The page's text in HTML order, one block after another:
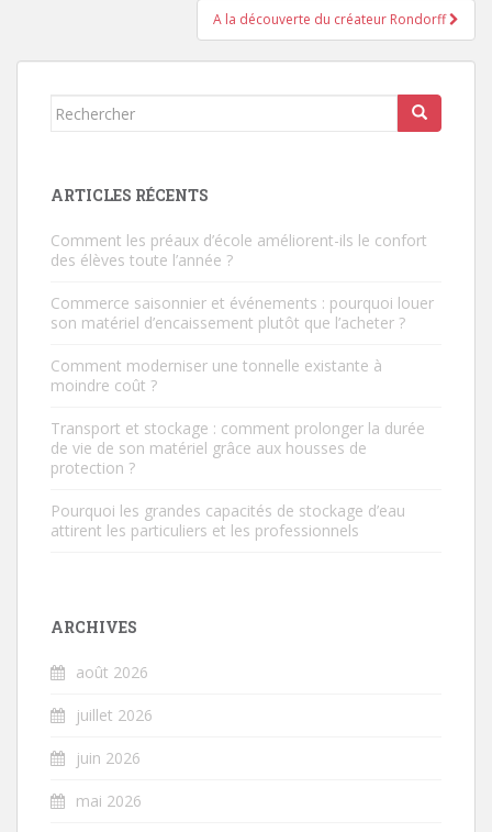
A la découverte du créateur Rondorff
Rechercher...
ARTICLES RÉCENTS
Comment les préaux d’école améliorent-ils le confort
des élèves toute l’année ?
Commerce saisonnier et événements : pourquoi louer
son matériel d’encaissement plutôt que l’acheter ?
Comment moderniser une tonnelle existante à
moindre coût ?
Transport et stockage : comment prolonger la durée
de vie de son matériel grâce aux housses de
protection ?
Pourquoi les grandes capacités de stockage d’eau
attirent les particuliers et les professionnels
ARCHIVES
août 2026
juillet 2026
juin 2026
mai 2026